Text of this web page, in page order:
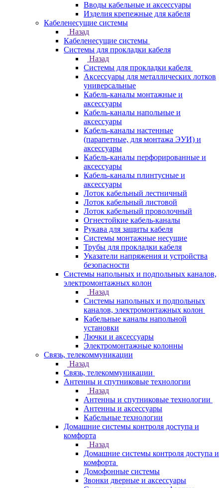
Вводы кабельные и аксессуары
Изделия крепежные для кабеля
Кабеленесущие системы
Назад
Кабеленесущие системы
Системы для прокладки кабеля
Назад
Системы для прокладки кабеля
Аксессуары для металлических лотков
универсальные
Кабель-каналы монтажные и
аксессуары
Кабель-каналы напольные и
аксессуары
Кабель-каналы настенные
(парапетные, для монтажа ЭУИ) и
аксессуары
Кабель-каналы перфорированные и
аксессуары
Кабель-каналы плинтусные и
аксессуары
Лоток кабельный лестничный
Лоток кабельный листовой
Лоток кабельный проволочный
Огнестойкие кабель-каналы
Рукава для защиты кабеля
Системы монтажные несущие
Трубы для прокладки кабеля
Указатели напряжения и устройства
безопасности
Системы напольных и подпольных каналов,
электромонтажных колон
Назад
Системы напольных и подпольных
каналов, электромонтажных колон
Кабельные каналы напольной
установки
Лючки и аксессуары
Электромонтажные колонны
Связь, телекоммуникации
Назад
Связь, телекоммуникации
Антенны и спутниковые технологии
Назад
Антенны и спутниковые технологии
Антенны и аксессуары
Кабельные технологии
Домашние системы контроля доступа и
комфорта
Назад
Домашние системы контроля доступа и
комфорта
Домофонные системы
Звонки дверные и аксессуары